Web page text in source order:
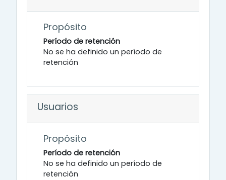
Propósito
Período de retención
No se ha definido un período de
retención
Usuarios
Propósito
Período de retención
No se ha definido un período de
retención